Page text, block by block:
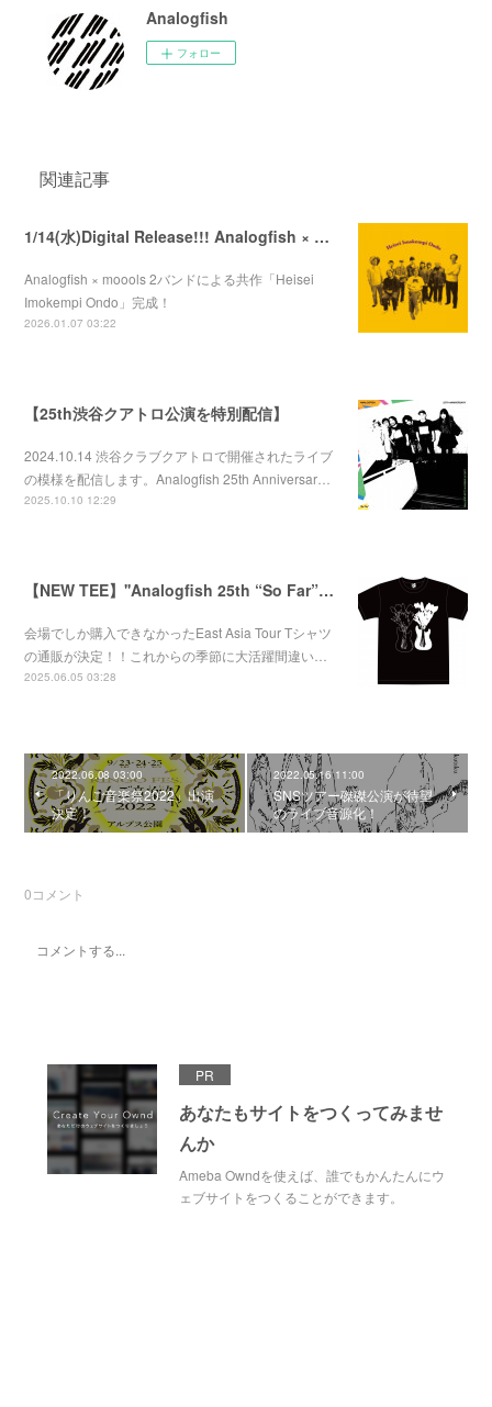
Analogfish
フォロー
関連記事
1/14(水)Digital Release!!! Analogfish × moools 「Heisei Imokempi Ondo」
Analogfish × moools 2バンドによる共作「Heisei
Imokempi Ondo」完成！
2026.01.07 03:22
【25th渋谷クアトロ公演を特別配信】
2024.10.14 渋谷クラブクアトロで開催されたライブ
の模様を配信します。Analogfish 25th Anniversar…
2025.10.10 12:29
【NEW TEE】''Analogfish 25th “So Far”East Asia Tour'' Tee
会場でしか購入できなかったEast Asia Tour Tシャツ
の通販が決定！！これからの季節に大活躍間違い…
2025.06.05 03:28
2022.06.08 03:00
「りんご音楽祭2022」出演
決定！
2022.05.16 11:00
SNSツアー磔磔公演が待望
のライブ音源化！
0コメント
PR
あなたもサイトをつくってみませ
んか
Ameba Owndを使えば、誰でもかんたんにウ
ェブサイトをつくることができます。